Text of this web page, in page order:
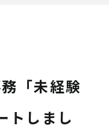
「未経験
トしまし